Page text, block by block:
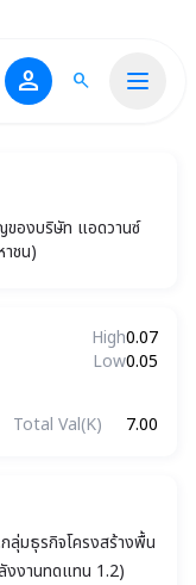
person search
ะซื้อหุ้นสามัญของบริษั
องบริษัท แอดวานซ์
ชน)
High0.07
Low0.05
Total Val(K) 7.00
ลุ่มธุรกิจโครงสร้างพื้น
งงานทดแทน 1.2)